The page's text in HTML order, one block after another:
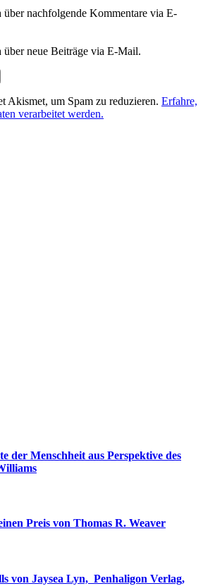
nachfolgende Kommentare via E-
neue Beiträge via E-Mail.
Akismet, um Spam zu reduzieren. Erfahre,
verarbeitet werden.
der Menschheit aus Perspektive des
Preis von Thomas R. Weaver
von Jaysea Lyn, ‎ Penhaligon Verlag,